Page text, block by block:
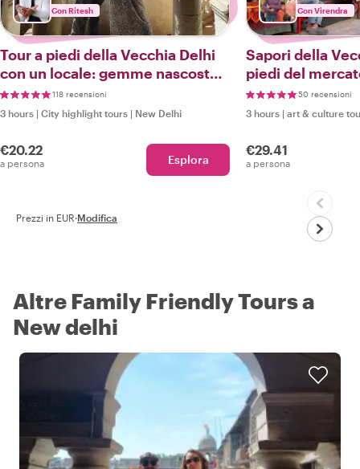
Con Ritesh
Tour a piedi della Vecchia Delhi
con un locale: gemme nascoste,
street food e cultura
118 recensioni
3 hours | City highlight tours | New Delhi
€20.22
a persona Esplora
Con Virendra
Sapori della
piedi del
50 recensioni
3 hours | art & culture
€29.41
a persona
Prezzi in EUR·Modifica
Altre Family Friendly Tours a
New delhi